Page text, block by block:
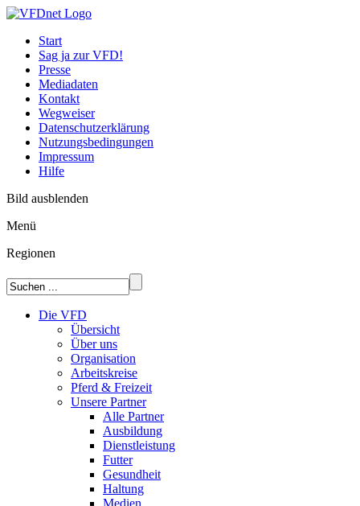
Start
Sag ja zur VFD!
Presse
Mediadaten
Kontakt
Wegweiser
Datenschutzerklärung
Nutzungsbedingungen
Impressum
Hilfe
Bild ausblenden
Menü
Regionen
Die VFD
Übersicht
Über uns
Organisation
Arbeitskreise
Pferd & Freizeit
Unsere Partner
Alle Partner
Ausbildung
Dienstleistung
Futter
Gesundheit
Haltung
Medien